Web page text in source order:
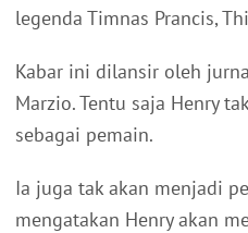
legenda Timnas Prancis,
Kabar ini dilansir oleh
Marzio. Tentu saja Henry
sebagai pemain.
Ia juga tak akan menjadi
mengatakan Henry akan